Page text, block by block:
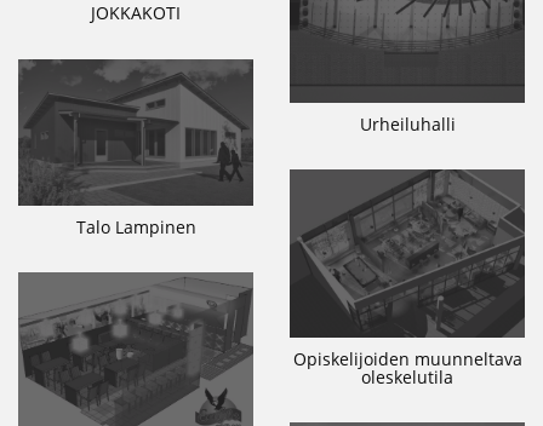
JOKKAKOTI
Urheiluhalli
Talo Lampinen
Opiskelijoiden muunneltava
oleskelutila